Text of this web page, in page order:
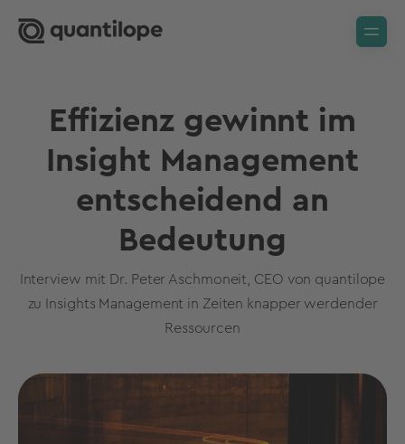
Effizienz gewinnt im
Insight Management
entscheidend an
Bedeutung
Interview mit Dr. Peter Aschmoneit, CEO von quantilope
zu Insights Management in Zeiten knapper werdender
Ressourcen